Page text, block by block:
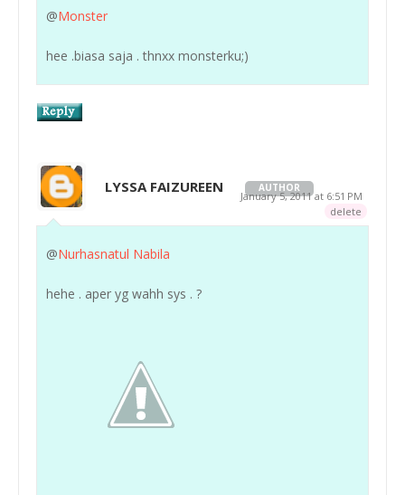
@Monster
hee .biasa saja . thnxx monsterku;)
LYSSA FAIZUREEN AUTHOR
January 5, 2011 at 6:51 PM
delete
@Nurhasnatul Nabila
hehe . aper yg wahh sys . ?